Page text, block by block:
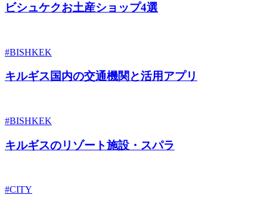
ビシュケクお土産ショップ4選
#BISHKEK
キルギス国内の交通機関と活用アプリ
#BISHKEK
キルギスのリゾート施設・スパラ
#CITY